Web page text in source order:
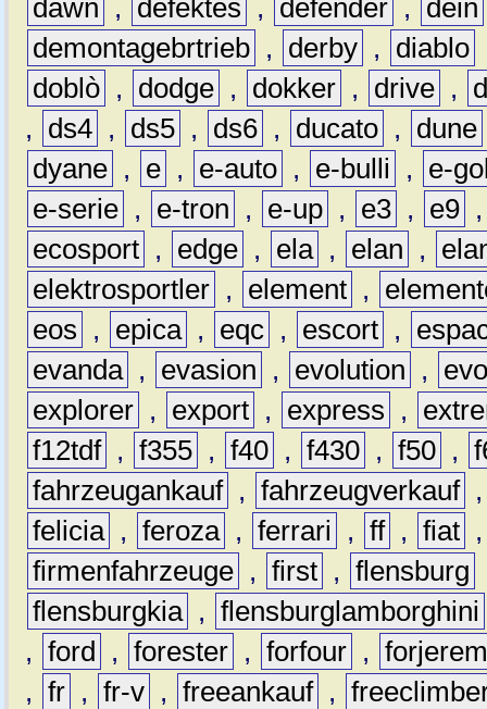
dawn , defektes , defender , dein
demontagebrtrieb , derby , diablo
doblò , dodge , dokker , drive ,
,
ds4 , ds5 , ds6 , ducato , dune
dyane , e , e-auto , e-bulli ,
e-
e-serie , e-tron , e-up , e3 , e9
ecosport , edge , ela , elan ,
elektrosportler , element ,
eos
, epica , eqc , escort ,
evanda , evasion , evolution ,
explorer , export , express ,
f12tdf , f355 , f40 , f430 , f50 ,
fahrzeugankauf , fahrzeugverkauf
felicia , feroza , ferrari , ff , fiat
firmenfahrzeuge , first , flensburg
flensburgkia , flensburglamborghini
, ford , forester , forfour ,
, fr , fr-v , freeankauf ,